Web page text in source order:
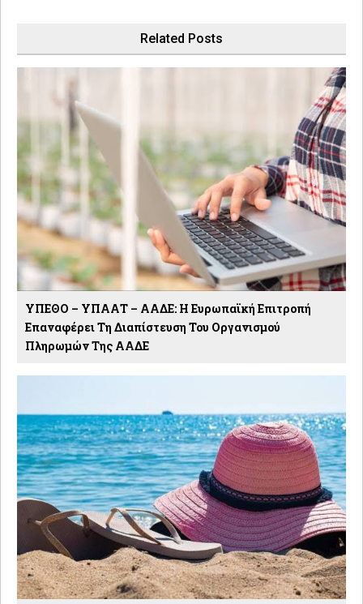
Related Posts
ΥΠΕΘΟ – ΥΠΑΑΤ – ΑΑΔΕ: H Ευρωπαϊκή Επιτροπή
Επαναφέρει Τη Διαπίστευση Του Οργανισμού
Πληρωμών Της ΑΑΔΕ